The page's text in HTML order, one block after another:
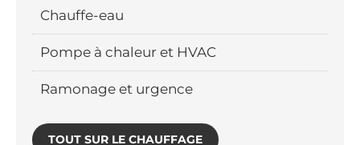
Chauffe-eau
Pompe à chaleur et HVAC
Ramonage et urgence
TOUT SUR LE CHAUFFAGE